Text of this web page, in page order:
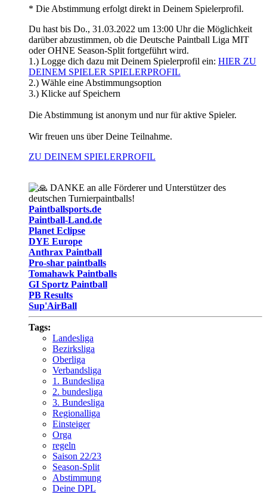
* Die Abstimmung erfolgt direkt in Deinem Spielerprofil.
Du hast bis Do., 31.03.2022 um 13:00 Uhr die Möglichkeit
darüber abzustimmen, ob die Deutsche Paintball Liga MIT
oder OHNE Season-Split fortgeführt wird.
1.) Logge dich dazu mit Deinem Spielerprofil ein: HIER ZU
DEINEM SPIELER SPIELERPROFIL
2.) Wähle eine Abstimmungsoption
3.) Klicke auf Speichern
Die Abstimmung ist anonym und nur für aktive Spieler.
Wir freuen uns über Deine Teilnahme.
ZU DEINEM SPIELERPROFIL
DANKE an alle Förderer und Unterstützer des
deutschen Turnierpaintballs!
Paintballsports.de
Paintball-Land.de
Planet Eclipse
DYE Europe
Anthrax Paintball
Pro-shar paintballs
Tomahawk Paintballs
GI Sportz Paintball
PB Results
Sup'AirBall
Tags:
Landesliga
Bezirksliga
Oberliga
Verbandsliga
1. Bundesliga
2. bundesliga
3. Bundesliga
Regionalliga
Einsteiger
Orga
regeln
Saison 22/23
Season-Split
Abstimmung
Deine DPL